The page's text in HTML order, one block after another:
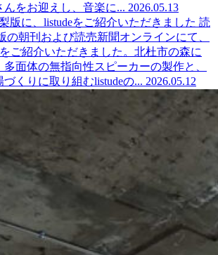
んをお迎えし、音楽に... 2026.05.13
版に、listudeをご紹介いただきました 読
の朝刊および読売新聞オンラインにて、
ご紹介いただきました。北杜市の森に
面体の無指向性スピーカーの製作と、
くりに取り組むlistudeの... 2026.05.12